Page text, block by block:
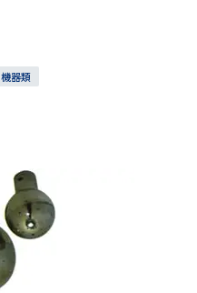
機器類